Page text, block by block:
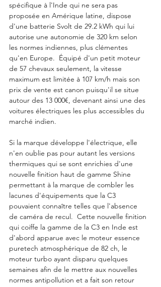
spécifique à l'Inde qui ne sera pas
proposée en Amérique latine, dispose
d'une batterie Svolt de 29.2 kWh qui lui
autorise une autonomie de 320 km selon
les normes indiennes, plus clémentes
qu'en Europe.  Équipé d'un petit moteur
de 57 chevaux seulement, la vitesse
maximum est limitée à 107 km/h mais son
prix de vente est canon puisqu'il se situe
autour des 13 000€, devenant ainsi une des
voitures électriques les plus accessibles du
marché indien.
Si la marque développe l'électrique, elle
n'en oublie pas pour autant les versions
thermiques qui se sont enrichies d'une
nouvelle finition haut de gamme Shine
permettant à la marque de combler les
lacunes d'équipements que la C3
pouvaient connaître telles que l'absence
de caméra de recul.  Cette nouvelle finition
qui coiffe la gamme de la C3 en Inde est
d'abord apparue avec le moteur essence
puretech atmosphérique de 82 ch, le
moteur turbo ayant disparu quelques
semaines afin de le mettre aux nouvelles
normes antipollution et a fait son retour